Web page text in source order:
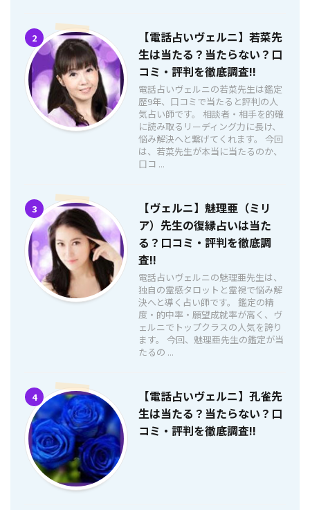
2
【電話占いヴェルニ】若菜先
生は当たる？当たらない？口
コミ・評判を徹底調査!!
電話占いヴェルニの若菜先生は鑑定
歴9年、口コミで当たると評判の人
気占い師です。 相談者・相手を的確
に読み取るリーディング力に長け、
悩み解決へと繋げてくれます。 今回
は、若菜先生が本当に当たるのか、
口コ ...
3
【ヴェルニ】魅理亜（ミリ
ア）先生の復縁占いは当た
る？口コミ・評判を徹底調
査!!
電話占いヴェルニの魅理亜先生は、
独自の霊感タロットと霊視で悩み解
決へと導く占い師です。 鑑定の精
度・的中率・願望成就率が高く、ヴ
ェルニでトップクラスの人気を誇り
ます。 今回、魅理亜先生の鑑定が当
たるの ...
4
【電話占いヴェルニ】孔雀先
生は当たる？当たらない？口
コミ・評判を徹底調査!!